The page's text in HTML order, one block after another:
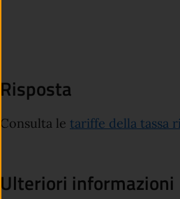
Risposta
Consulta le tariffe della tassa
Ulteriori informazioni